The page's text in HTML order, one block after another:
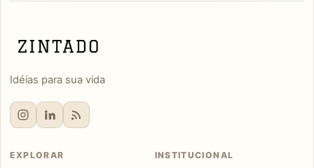
Idéias para sua vida
EXPLORAR INSTITUCIONAL